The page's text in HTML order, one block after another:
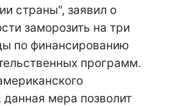
страны", заявил о
заморозить на три
по финансированию
программ.
данная мера позволит